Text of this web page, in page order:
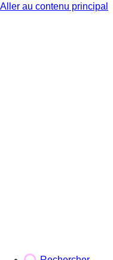
Aller au contenu principal